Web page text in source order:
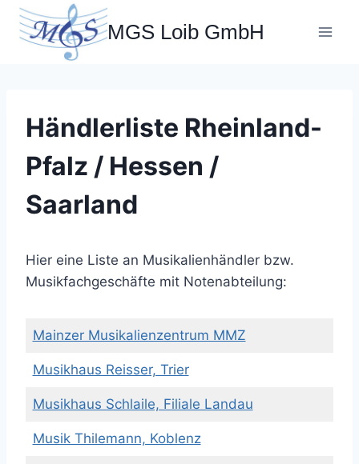
Zum
Inhalt
springen
MGS Loib GmbH
Händlerliste Rheinland-
Pfalz / Hessen /
Saarland
Hier eine Liste an Musikalienhändler bzw.
Musikfachgeschäfte mit Notenabteilung:
Mainzer Musikalienzentrum MMZ
Musikhaus Reisser, Trier
Musikhaus Schlaile, Filiale Landau
Musik Thilemann, Koblenz